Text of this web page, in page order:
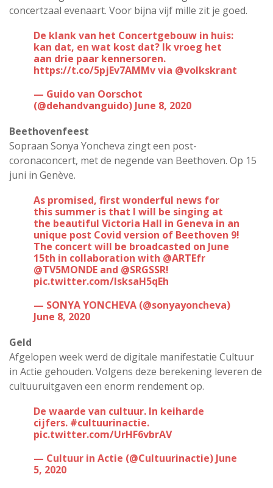
concertzaal evenaart. Voor bijna vijf mille zit je goed.
De klank van het Concertgebouw in huis:
kan dat, en wat kost dat? Ik vroeg het
aan drie paar kennersoren.
https://t.co/5pjEv7AMMvvia @volkskrant
— Guido van Oorschot
(@dehandvanguido) June 8, 2020
Beethovenfeest
Sopraan Sonya Yoncheva zingt een post-
coronaconcert, met de negende van Beethoven. Op 15
juni in Genève.
As promised, first wonderful news for
this summer is that I will be singing at
the beautiful Victoria Hall in Geneva in an
unique post Covid version of Beethoven 9!
The concert will be broadcasted on June
15th in collaboration with @ARTEfr
@TV5MONDE and @SRGSSR!
pic.twitter.com/lsksaH5qEh
— SONYA YONCHEVA (@sonyayoncheva)
June 8, 2020
Geld
Afgelopen week werd de digitale manifestatie Cultuur
in Actie gehouden. Volgens deze berekening leveren de
cultuuruitgaven een enorm rendement op.
De waarde van cultuur. In keiharde
cijfers. #cultuurinactie.
pic.twitter.com/UrHF6vbrAV
— Cultuur in Actie (@Cultuurinactie) June
5, 2020